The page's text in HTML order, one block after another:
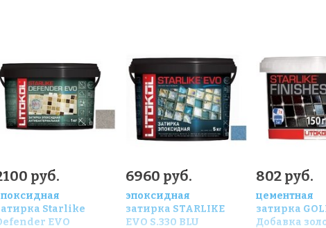
руб.
Starlike
EVO
6960 руб.
эпоксидная
затирка STARLIKE
EVO S.330 BLU
802 руб.
цементная
затирка
Добавка